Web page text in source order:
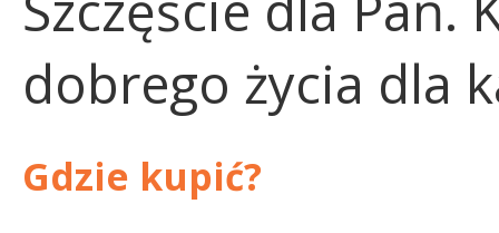
dobrego życia dla
Gdzie kupić?